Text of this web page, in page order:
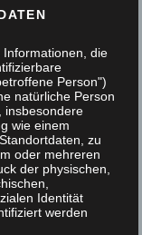
die
Person")
natürliche Person
insbesondere
wie einem
zu
oder mehreren
der physischen,
Identität
werden